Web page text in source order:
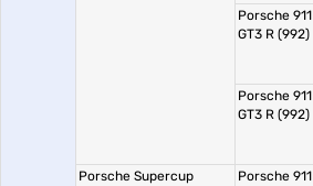
Porsche 911
GT3 R (992)
Porsche 911
GT3 R (992)
Porsche Supercup
Porsche 911